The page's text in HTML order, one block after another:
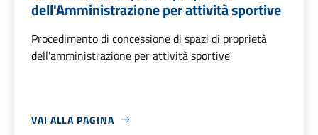
dell'Amministrazione per attività sportive
Procedimento di concessione di spazi di proprietà
dell'amministrazione per attività sportive
VAI ALLA PAGINA